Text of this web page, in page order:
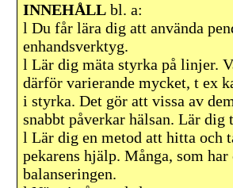
INNEHÅLLbl. a:
l Du får lära dig att använda
enhandsverktyg.
l Lär dig mäta styrka på linjer.
därför varierande mycket, t ex
i styrka. Det gör att vissa av
snabbt påverkar hälsan. Lär dig
l Lär dig en metod att hitta och
pekarens hjälp. Många, som
balanseringen.